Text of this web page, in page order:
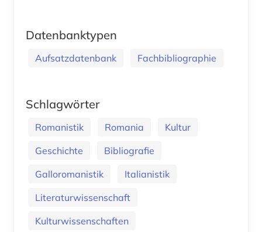
Datenbanktypen
Aufsatzdatenbank Fachbibliographie
Schlagwörter
Romanistik Romania
Kultur
Geschichte
Bibliografie
Galloromanistik
Italianistik
Literaturwissenschaft
Kulturwissenschaften